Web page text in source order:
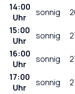
14:00
Uhr
sonnig
15:00
Uhr
sonnig
16:00
Uhr
sonnig
17:00
Uhr
sonnig